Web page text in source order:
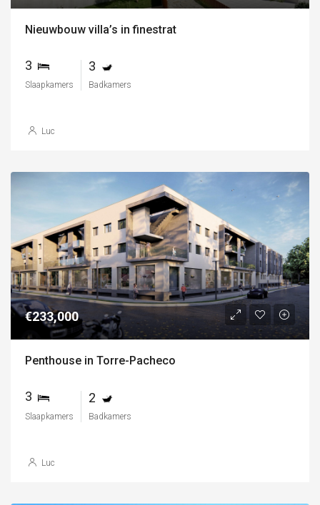
Nieuwbouw villa’s in finestrat
3
Slaapkamers
3
Badkamers
Luc
€233,000
Penthouse in Torre-Pacheco
3
Slaapkamers
2
Badkamers
Luc